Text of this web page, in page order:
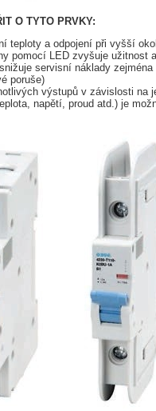
O TYTO PRVKY:
teploty a odpojení při vyšší
pomocí LED zvyšuje užitnost
servisní náklady
poruše)
výstupů v závislosti na
napětí, proud atd.) je